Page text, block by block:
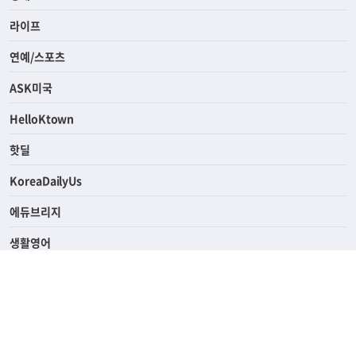
경제
라이프
연예/스포츠
ASK미국
HelloKtown
핫딜
KoreaDailyUs
에듀브리지